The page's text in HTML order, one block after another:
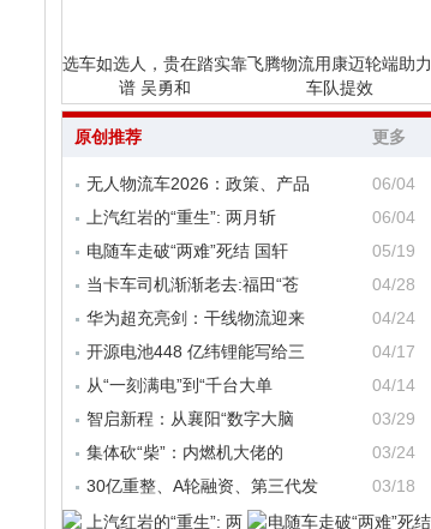
选车如选人，贵在踏实靠
谱 吴勇和
飞腾物流用康迈轮端助力
车队提效
原创推荐 更多
无人物流车2026：政策、产品
06/04
上汽红岩的“重生”: 两月斩
06/04
电随车走破“两难”死结 国轩
05/19
当卡车司机渐渐老去:福田“苍
04/28
华为超充亮剑：干线物流迎来
04/24
开源电池448 亿纬锂能写给三
04/17
从“一刻满电”到“千台大单
04/14
智启新程：从襄阳“数字大脑
03/29
集体砍“柴”：内燃机大佬的
03/24
30亿重整、A轮融资、第三代发
03/18